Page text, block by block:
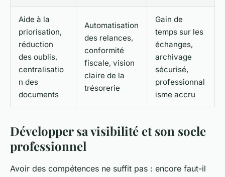
Aide à la
priorisation,
réduction
des oublis,
centralisatio
n des
documents
Automatisation
des relances,
conformité
fiscale, vision
claire de la
trésorerie
Gain de
temps sur les
échanges,
archivage
sécurisé,
professionnal
isme accru
Développer sa visibilité et son socle
professionnel
Avoir des compétences ne suffit pas : encore faut-il